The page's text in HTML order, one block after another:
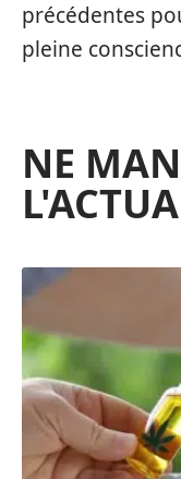
précédentes
pleine
NE